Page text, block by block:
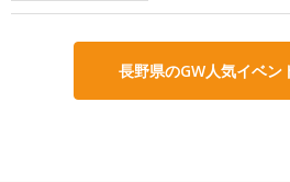
長野県のGW人気イベン